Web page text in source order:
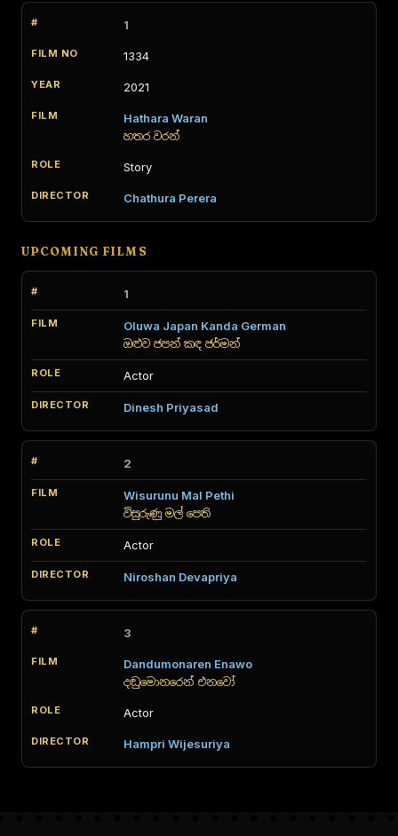
1
1334
2021
Hathara Waran
හතර වරන්
Story
Chathura Perera
UPCOMING FILMS
1
Oluwa Japan Kanda German
ඔළුව ජපන් කඳ ජර්මන්
Actor
Dinesh Priyasad
2
Wisurunu Mal Pethi
විසුරුණු මල් පෙති
Actor
Niroshan Devapriya
3
Dandumonaren Enawo
දඬුමොනරෙන් එනවෝ
Actor
Hampri Wijesuriya